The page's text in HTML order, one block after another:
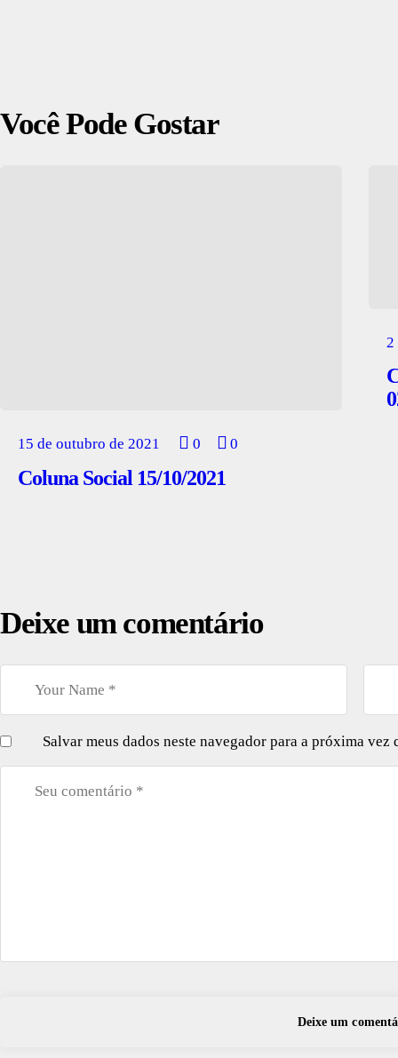
Você Pode Gostar
15 de outubro de 2021 0 0
Coluna Social 15/10/2021
2
Deixe um comentário
Salvar meus dados neste navegador para a próxima vez